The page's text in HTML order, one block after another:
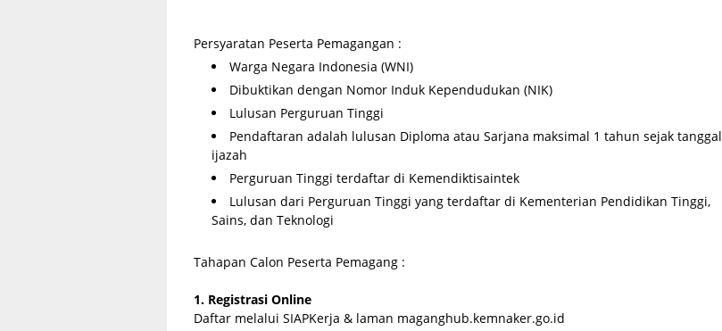
Persyaratan Peserta Pemagangan :
Warga Negara Indonesia (WNI)
Dibuktikan dengan Nomor Induk Kependudukan (NIK)
Lulusan Perguruan Tinggi
Pendaftaran adalah lulusan Diploma atau Sarjana maksimal 1 tahun sejak tanggal
ijazah
Perguruan Tinggi terdaftar di Kemendiktisaintek
Lulusan dari Perguruan Tinggi yang terdaftar di Kementerian Pendidikan Tinggi,
Sains, dan Teknologi
Tahapan Calon Peserta Pemagang :
1. Registrasi Online
Daftar melalui SIAPKerja & laman maganghub.kemnaker.go.id